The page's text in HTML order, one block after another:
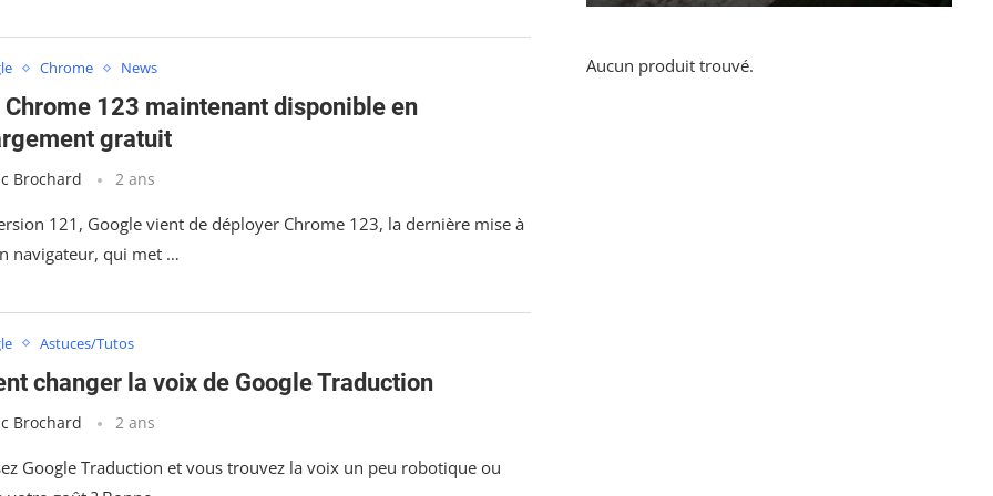
Chrome News
Chrome 123 maintenant disponible en
gratuit
Brochard 2 ans
121, Google vient de déployer Chrome 123, la dernière mise à
navigateur, qui met …
Astuces/Tutos
changer la voix de Google Traduction
Brochard 2 ans
Google Traduction et vous trouvez la voix un peu robotique ou
Aucun produit trouvé.